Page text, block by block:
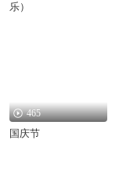
乐）
465
国庆节